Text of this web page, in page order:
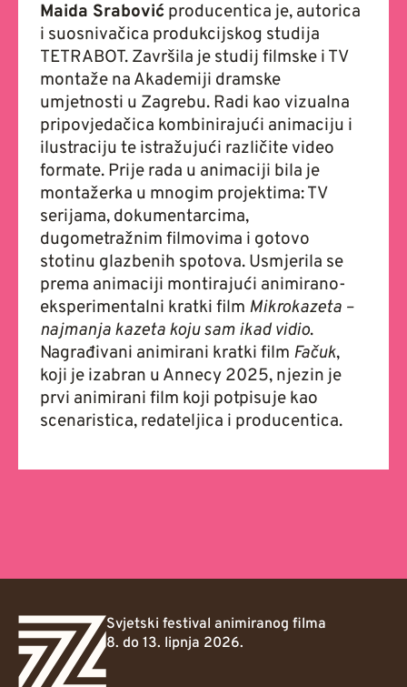
Maida Srabović producentica je, autorica
i suosnivačica produkcijskog studija
TETRABOT. Završila je studij filmske i TV
montaže na Akademiji dramske
umjetnosti u Zagrebu. Radi kao vizualna
pripovjedačica kombinirajući animaciju i
ilustraciju te istražujući različite video
formate. Prije rada u animaciji bila je
montažerka u mnogim projektima: TV
serijama, dokumentarcima,
dugometražnim filmovima i gotovo
stotinu glazbenih spotova. Usmjerila se
prema animaciji montirajući animirano-
eksperimentalni kratki film Mikrokazeta –
najmanja kazeta koju sam ikad vidio.
Nagrađivani animirani kratki film Fačuk,
koji je izabran u Annecy 2025, njezin je
prvi animirani film koji potpisuje kao
scenaristica, redateljica i producentica.
Svjetski festival animiranog filma
8. do 13. lipnja 2026.